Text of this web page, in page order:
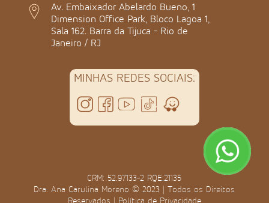
Av. Embaixador Abelardo Bueno, 1
Dimension Office Park, Bloco Lagoa 1,
Sala 162. Barra da Tijuca - Rio de
Janeiro / RJ
MINHAS REDES SOCIAIS:
CRM: 52.97133-2 RQE:21135
Dra. Ana Carulina Moreno © 2023 | Todos os Direitos